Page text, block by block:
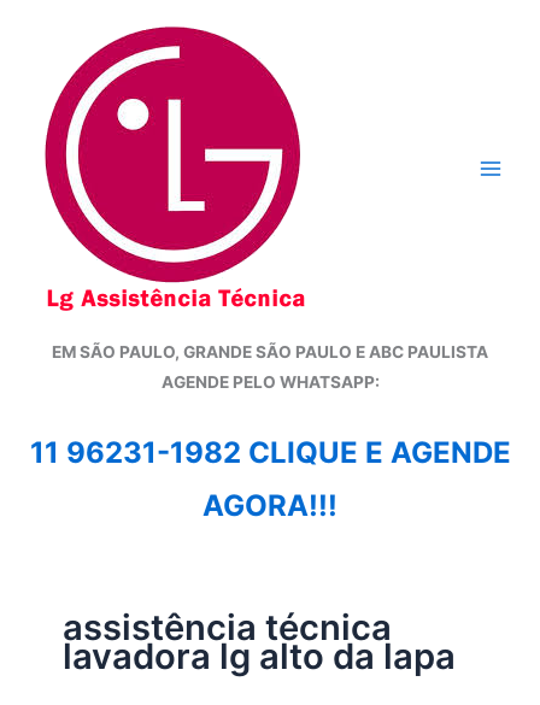
conteúdo
EM SÃO PAULO, GRANDE SÃO PAULO E ABC PAULISTA
AGENDE PELO WHATSAPP:
11 96231-1982 CLIQUE E AGENDE
AGORA!!!
assistência técnica
lavadora lg alto da lapa